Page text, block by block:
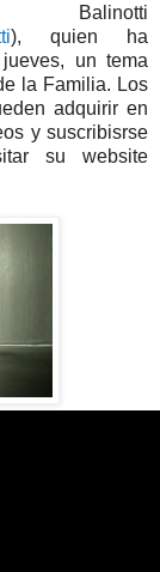
), quien ha
un tema
la Familia. Los
adquirir en
y suscribisrse
su website